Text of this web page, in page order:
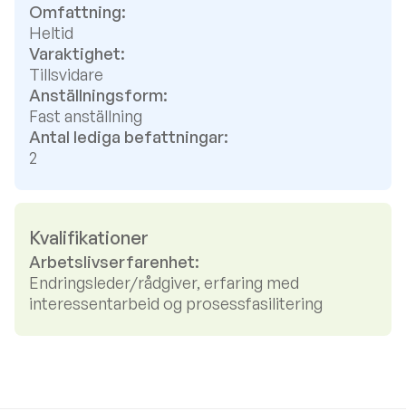
Omfattning:
Heltid
Varaktighet:
Tillsvidare
Anställningsform:
Fast anställning
Antal lediga befattningar:
2
Kvalifikationer
Arbetslivserfarenhet:
Endringsleder/rådgiver, erfaring med
interessentarbeid og prosessfasilitering